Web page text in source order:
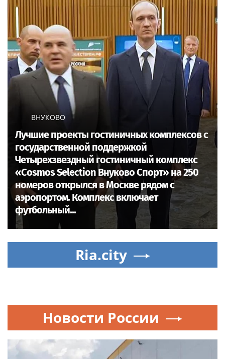
ВНУКОВО
Лучшие проекты гостиничных комплексов с
государственной поддержкой
Четырехзвездный гостиничный комплекс
«Cosmos Selection Внуково Спорт» на 250
номеров открылся в Москве рядом с
аэропортом. Комплекс включает
футбольный...
Ria.city
Новости России